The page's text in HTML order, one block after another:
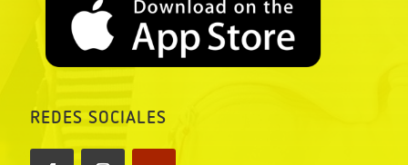
REDES SOCIALES